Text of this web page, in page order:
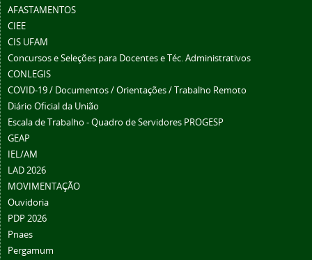
AFASTAMENTOS
CIEE
CIS UFAM
Concursos e Seleções para Docentes e Téc. Administrativos
CONLEGIS
COVID-19 / Documentos / Orientações / Trabalho Remoto
Diário Oficial da União
Escala de Trabalho - Quadro de Servidores PROGESP
GEAP
IEL/AM
LAD 2026
MOVIMENTAÇÃO
Ouvidoria
PDP 2026
Pnaes
Pergamum